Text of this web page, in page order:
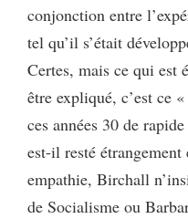
conjonction entre
tel qu’il s’était
Certes, mais ce qui est
être expliqué, c’est ce
ces années 30 de
est-il resté
empathie, Birchall
de Socialisme ou